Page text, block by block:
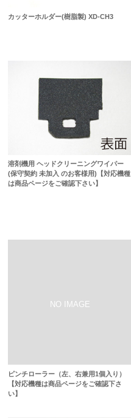
カッターホルダー(樹脂製) XD-CH3
溶剤機用 ヘッドクリーニングワイパー
(保守契約 未加入 のお客様用)【対応機種
は商品ページをご確認下さい】
ピンチローラー（左、右兼用1個入り）
【対応機種は商品ページをご確認下さ
い】